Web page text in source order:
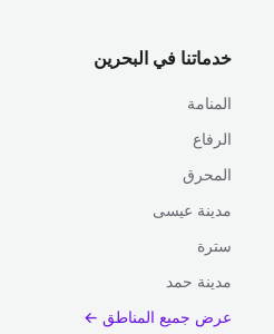
خدماتنا في البحرين
المنامة
الرفاع
المحرق
مدينة عيسى
سترة
مدينة حمد
عرض جميع المناطق ←